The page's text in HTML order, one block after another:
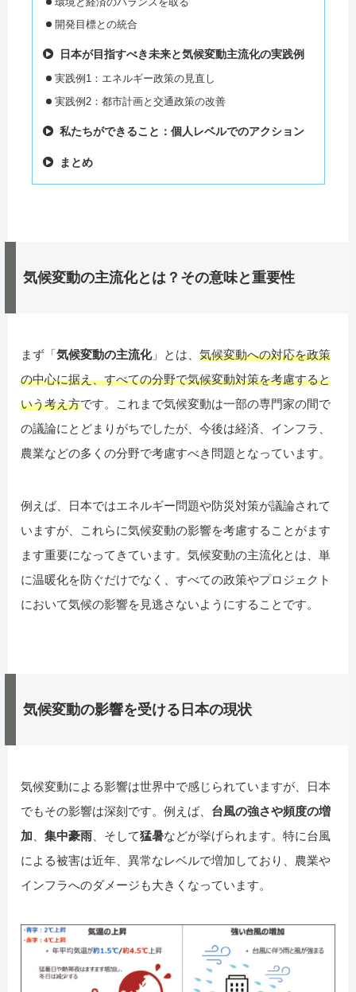
開発目標との統合
日本が目指すべき未来と気候変動主流化の実践例
実践例1：エネルギー政策の見直し
実践例2：都市計画と交通政策の改善
私たちができること：個人レベルでのアクション
まとめ
気候変動の主流化とは？その意味と重要性
まず「気候変動の主流化」とは、 気候変動への対応を政策
の中心に据え、すべての分野で気候変動対策を考慮すると
いう考え方です。これまで気候変動は一部の専門家の間で
の議論にとどまりがちでしたが、今後は経済、インフラ、
農業などの多くの分野で考慮すべき問題となっています。
例えば、日本ではエネルギー問題や防災対策が議論されて
いますが、これらに気候変動の影響を考慮することがます
ます重要になってきています。気候変動の主流化とは、単
に温暖化を防ぐだけでなく、すべての政策やプロジェクト
において気候の影響を見逃さないようにすることです。
気候変動の影響を受ける日本の現状
気候変動による影響は世界中で感じられていますが、日本
でもその影響は深刻です。例えば、 台風の強さや頻度の増
加
集中豪雨 、そして猛暑などが挙げられます。特に台風
による被害は近年、異常なレベルで増加しており、農業や
インフラへのダメージも大きくなっています。